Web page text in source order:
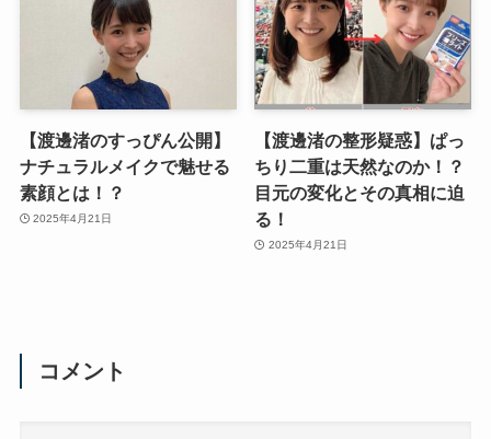
【渡邊渚のすっぴん公開】
ナチュラルメイクで魅せる
素顔とは！？
2025年4月21日
【渡邊渚の整形疑惑】ぱっ
ちり二重は天然なのか！？
目元の変化とその真相に迫
る！
2025年4月21日
コメント